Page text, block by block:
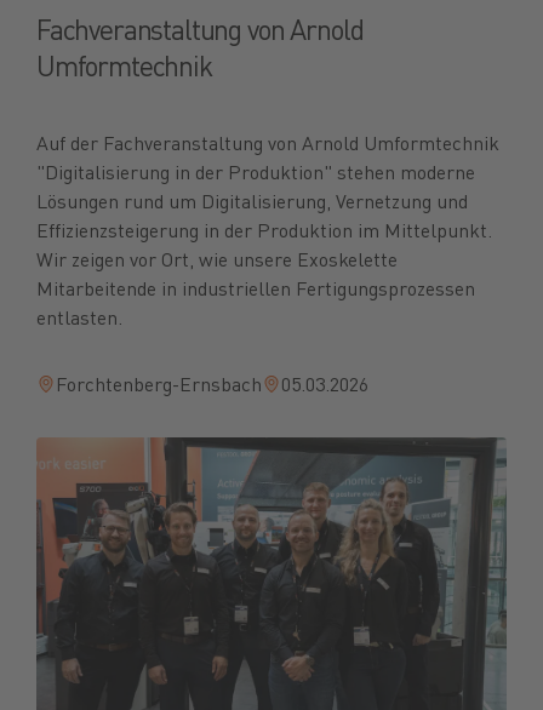
Fachveranstaltung von Arnold
Umformtechnik
Auf der Fachveranstaltung von Arnold Umformtechnik
"Digitalisierung in der Produktion" stehen moderne
Lösungen rund um Digitalisierung, Vernetzung und
Effizienzsteigerung in der Produktion im Mittelpunkt.
Wir zeigen vor Ort, wie unsere Exoskelette
Mitarbeitende in industriellen Fertigungsprozessen
entlasten.
Forchtenberg-Ernsbach 05.03.2026